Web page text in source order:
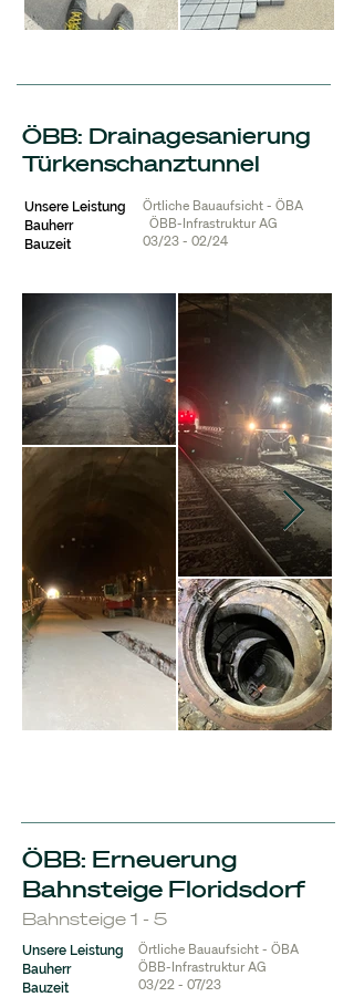
ÖBB: Drainagesanierung
Türkenschanztunnel
Unsere Leistung
Bauherr
Bauzeit
Örtliche Bauaufsicht - ÖBA
ÖBB-Infrastruktur AG
03/23 - 02/24
ÖBB: Erneuerung
Bahnsteige Floridsdorf
Bahnsteige 1 - 5
Unsere Leistung
Bauherr
Bauzeit
Örtliche Bauaufsicht - ÖBA
ÖBB-Infrastruktur AG
03/22 - 07/23